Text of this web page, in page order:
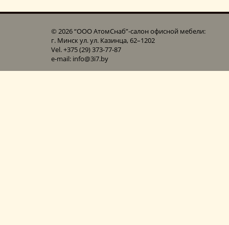
© 2026 “ООО АтомСнаб”-cалон офисной мебели:
г. Минск ул. ул. Казинца, 62–1202
Vel. +375 (29) 373-77-87
e-mail: info@3i7.by